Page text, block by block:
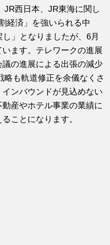
JR西日本、JR東海に関し
経済」を強いられる中
」となりましたが、6月
ます。テレワークの進展
の進展による出張の減少
略も軌道修正を余儀なくさ
ンバウンドが見込めない
産やホテル事業の業績に
ことになります。